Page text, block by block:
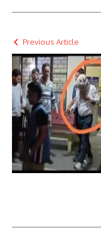
Previous Article